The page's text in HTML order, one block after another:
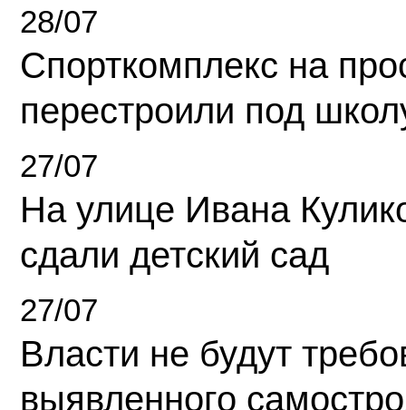
28/07
Спорткомплекс на
перестроили под
27/07
На улице Ивана
сдали детский сад
27/07
Власти не будут
выявленного